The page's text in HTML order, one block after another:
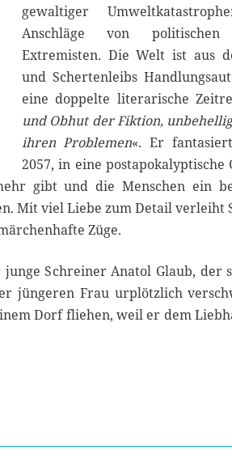
gewaltiger
Anschläge von
Extremisten. Die Welt ist aus
und Schertenleibs
eine doppelte literarische
und Obhut der Fiktion,
ihren Problemen«. Er
2057, in eine postapokalyptische
gibt und die Menschen ein
Mit viel Liebe zum Detail verleiht
Züge.
Schreiner Anatol Glaub, der
jüngeren Frau urplötzlich
Dorf fliehen, weil er dem